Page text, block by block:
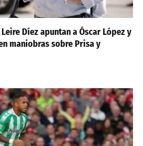
Díez apuntan a Óscar López y
maniobras sobre Prisa y